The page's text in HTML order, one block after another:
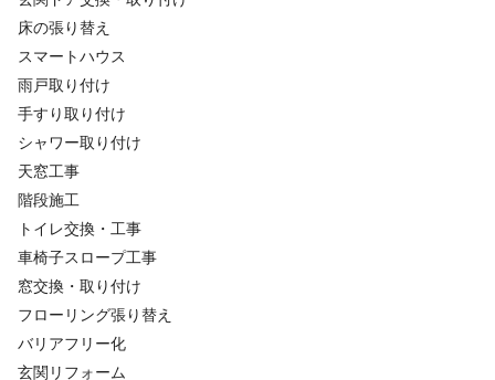
床の張り替え
スマートハウス
雨戸取り付け
手すり取り付け
シャワー取り付け
天窓工事
階段施工
トイレ交換・工事
車椅子スロープ工事
窓交換・取り付け
フローリング張り替え
バリアフリー化
玄関リフォーム